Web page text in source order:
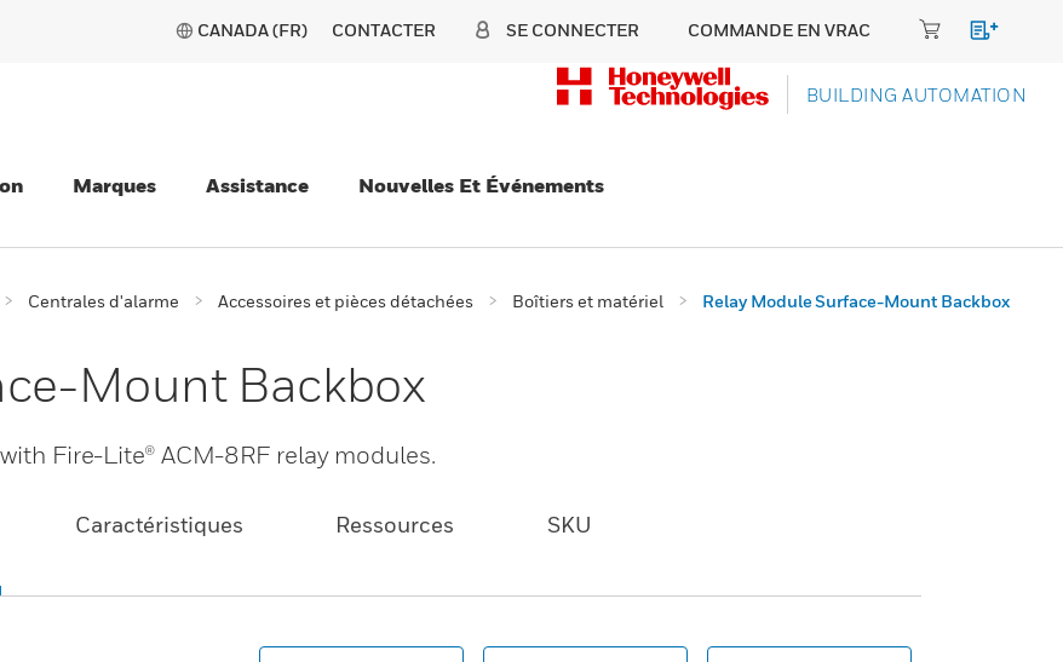
CANADA (FR) CONTACTER SE CONNECTER COMMANDE EN VRAC
BUILDING AUTOMATION
Marques Assistance Nouvelles Et Événements
Centrales d'alarme Accessoires et pièces détachées Boîtiers et matériel Relay Module Surface-Mount Backbox
Mount Backbox
Fire-Lite® ACM-8RF relay modules.
Caractéristiques Ressources SKU